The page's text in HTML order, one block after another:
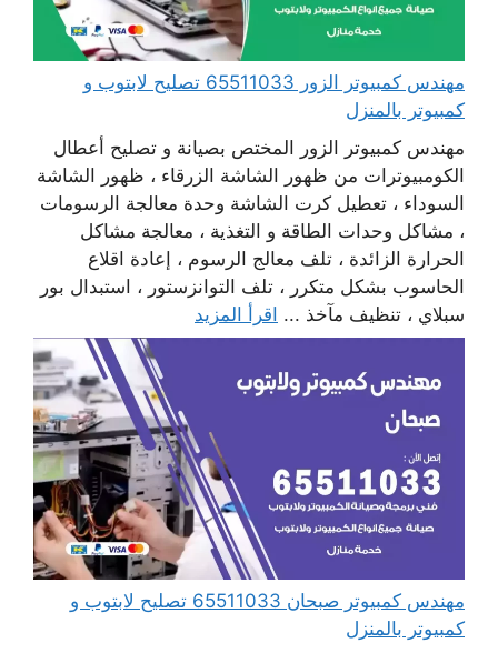
مهندس كمبيوتر الزور 65511033 تصليح لابتوب و
كمبيوتر بالمنزل
مهندس كمبيوتر الزور المختص بصيانة و تصليح أعطال
الكومبيوترات من ظهور الشاشة الزرقاء ، ظهور الشاشة
السوداء ، تعطيل كرت الشاشة وحدة معالجة الرسومات
، مشاكل وحدات الطاقة و التغذية ، معالجة مشاكل
الحرارة الزائدة ، تلف معالج الرسوم ، إعادة اقلاع
الحاسوب بشكل متكرر ، تلف التوانزستور ، استبدال بور
سبلاي ، تنظيف مآخذ ... اقرأ المزيد
مهندس كمبيوتر صبحان 65511033 تصليح لابتوب و
كمبيوتر بالمنزل